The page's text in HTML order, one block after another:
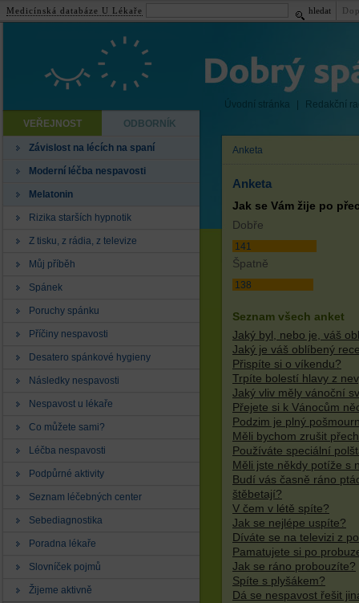
Úvodní stránka
Redakční
VEŘEJNOST
ODBORNÍK
Závislost na lécích na spaní
Moderní léčba nespavosti
Melatonin
Rizika starších hypnotik
Z tisku, z rádia, z televize
Můj příběh
Spánek
Poruchy spánku
Příčiny nespavosti
Desatero spánkové hygieny
Následky nespavosti
Nespavost u lékaře
Co můžete sami?
Léčba nespavosti
Podpůrné aktivity
Seznam léčebných center
Sebediagnostika
Poradna lékaře
Slovníček pojmů
Žijeme aktivně
Anketa
Anketa
Jak se Vám žije po
Dobře
141
Špatně
138
Seznam všech anket
Jaký byl, nebo je, váš
Jaký je váš oblíbený
Přispíte si o víkendu?
Trpíte bolestí hlavy z
Jaký vliv měly vánoční
Přejete si k Vánocům
Podzim je plný
Měli bychom zrušit
Používáte speciální
Měli jste někdy potíže s
Budí vás časně ráno
štěbetají?
V čem v létě spíte?
Jak se nejlépe uspíte?
Díváte se na televizi z
Pamatujete si po
Jak se ráno probouzíte?
Spíte s plyšákem?
Dá se nespavost řešit
Medicínská databáze U Lékaře hledat